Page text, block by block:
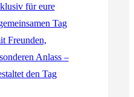
für eure
Tag
Freunden,
Anlass –
den Tag